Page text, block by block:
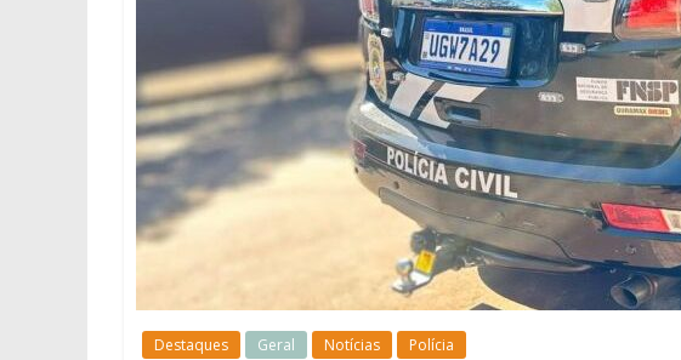
Destaques Geral Notícias Polícia